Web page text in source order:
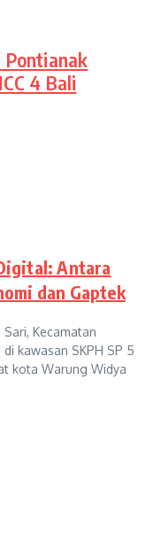
Pontianak
4 Bali
Antara
dan Gaptek
Kecamatan
kawasan SKPH SP 5
kota Warung Widya